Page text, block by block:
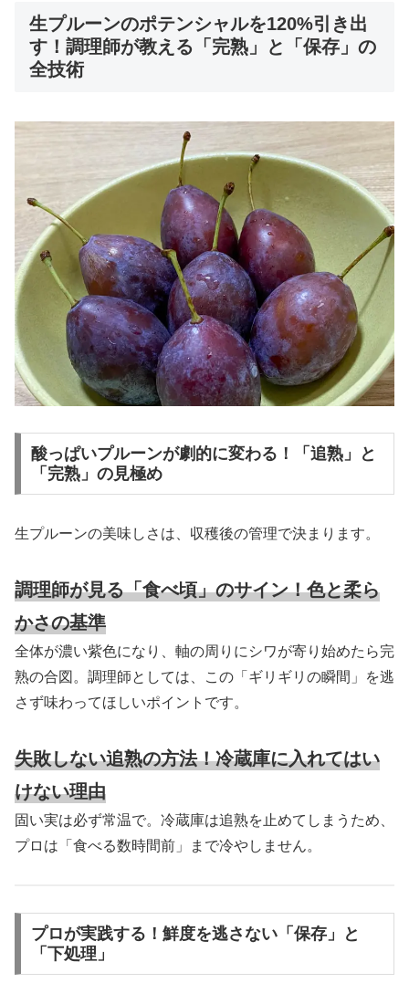
生プルーンのポテンシャルを120%引き出
す！調理師が教える「完熟」と「保存」の
全技術
酸っぱいプルーンが劇的に変わる！「追熟」と
「完熟」の見極め
生プルーンの美味しさは、収穫後の管理で決まります。
調理師が見る「食べ頃」のサイン！色と柔ら
かさの基準
全体が濃い紫色になり、軸の周りにシワが寄り始めたら完
熟の合図。調理師としては、この「ギリギリの瞬間」を逃
さず味わってほしいポイントです。
失敗しない追熟の方法！冷蔵庫に入れてはい
けない理由
固い実は必ず常温で。冷蔵庫は追熟を止めてしまうため、
プロは「食べる数時間前」まで冷やしません。
プロが実践する！鮮度を逃さない「保存」と
「下処理」